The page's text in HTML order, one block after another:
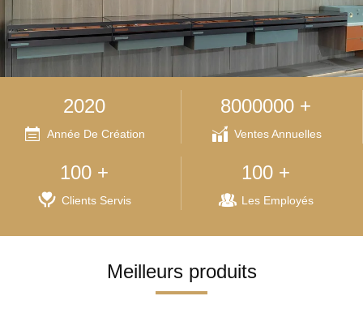
2020
Année De Création
8000000 +
Ventes Annuelles
100 +
Clients Servis
100 +
Les Employés
Meilleurs produits